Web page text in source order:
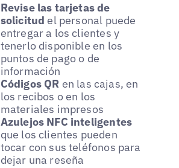
Revise las tarjetas de
solicitud el personal puede
entregar a los clientes y
tenerlo disponible en los
puntos de pago o de
información
Códigos QR en las cajas, en
los recibos o en los
materiales impresos
Azulejos NFC inteligentes
que los clientes pueden
tocar con sus teléfonos para
dejar una reseña